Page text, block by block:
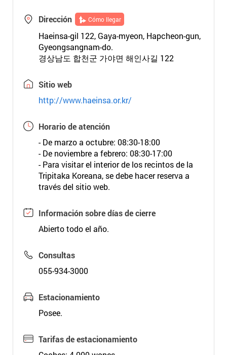
Dirección Cómo llegar
Haeinsa-gil 122, Gaya-myeon, Hapcheon-gun,
Gyeongsangnam-do.
경상남도 합천군 가야면 해인사길 122
Sitio web
http://www.haeinsa.or.kr/
Horario de atención
- De marzo a octubre: 08:30-18:00
- De noviembre a febrero: 08:30-17:00
- Para visitar el interior de los recintos de la
Tripitaka Koreana, se debe hacer reserva a
través del sitio web.
Información sobre días de cierre
Abierto todo el año.
Consultas
055-934-3000
Estacionamiento
Posee.
Tarifas de estacionamiento